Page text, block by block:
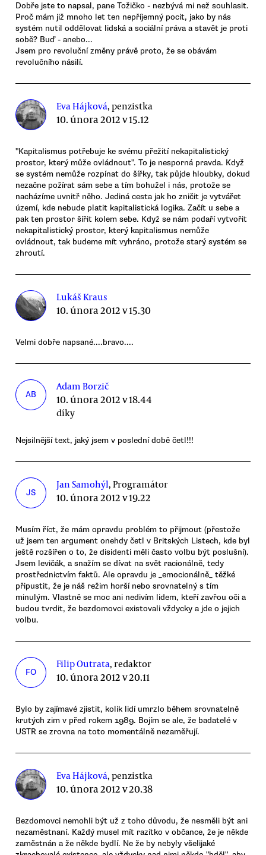
Dobře jste to napsal, pane Tožičko - nezbývá mi než souhlasit.
Proč mám již mnoho let ten nepříjemný pocit, jako by nás
systém nutil oddělovat lidská a sociální práva a stavět je proti
sobě? Buď - anebo...
Jsem pro revoluční změny právě proto, že se obávám
revolučního násilí.
Eva Hájková, penzistka
10. února 2012 v 15.12
"Kapitalismus potřebuje ke svému přežití nekapitalistický
prostor, který může ovládnout". To je nesporná pravda. Když
se systém nemůže rozpínat do šířky, tak půjde hloubky, dokud
nezačne požírat sám sebe a tím bohužel i nás, protože se
nacházíme uvnitř něho. Jediná cesta jak ho zničit je vytvářet
území, kde nebude platit kapitalistická logika. Začít u sebe a
pak ten prostor šířit kolem sebe. Když se nám podaří vytvořit
nekapitalistický prostor, který kapitalismus nemůže
ovládnout, tak budeme mít vyhráno, protože starý systém se
zhroutí.
Lukáš Kraus
10. února 2012 v 15.30
Velmi dobře napsané....bravo....
AB
Adam Borzič
10. února 2012 v 18.44
díky
Nejsilnější text, jaký jsem v poslední době četl!!!
JS
Jan Samohýl, Programátor
10. února 2012 v 19.22
Musím říct, že mám opravdu problém to přijmout (přestože
už jsem ten argument onehdy četl v Britských Listech, kde byl
ještě rozšířen o to, že disidenti měli často volbu být poslušní).
Jsem levičák, a snažím se dívat na svět racionálně, tedy
prostřednictvím faktů. Ale opravdu je _emocionálně_ těžké
připustit, že je náš režim horší nebo srovnatelný s tím
minulým. Vlastně se moc ani nedivím lidem, kteří zavřou oči a
budou tvrdit, že bezdomovci existovali vždycky a jde o jejich
volbu.
FO
Filip Outrata, redaktor
10. února 2012 v 20.11
Bylo by zajímavé zjistit, kolik lidí umrzlo během srovnatelně
krutých zim v před rokem 1989. Bojím se ale, že badatelé v
USTR se zrovna na toto momentálně nezaměřují.
Eva Hájková, penzistka
10. února 2012 v 20.38
Bezdomovci nemohli být už z toho důvodu, že nesměli být ani
nezaměstnaní. Každý musel mít razítko v občance, že je někde
zaměstnán a že někde bydlí. Ne že by nebyly všelijaké